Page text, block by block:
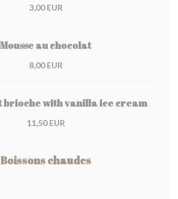
3,00 EUR
Mousse au chocolat
8,00 EUR
brioche with vanilla ice cream
11,50 EUR
Boissons chaudes